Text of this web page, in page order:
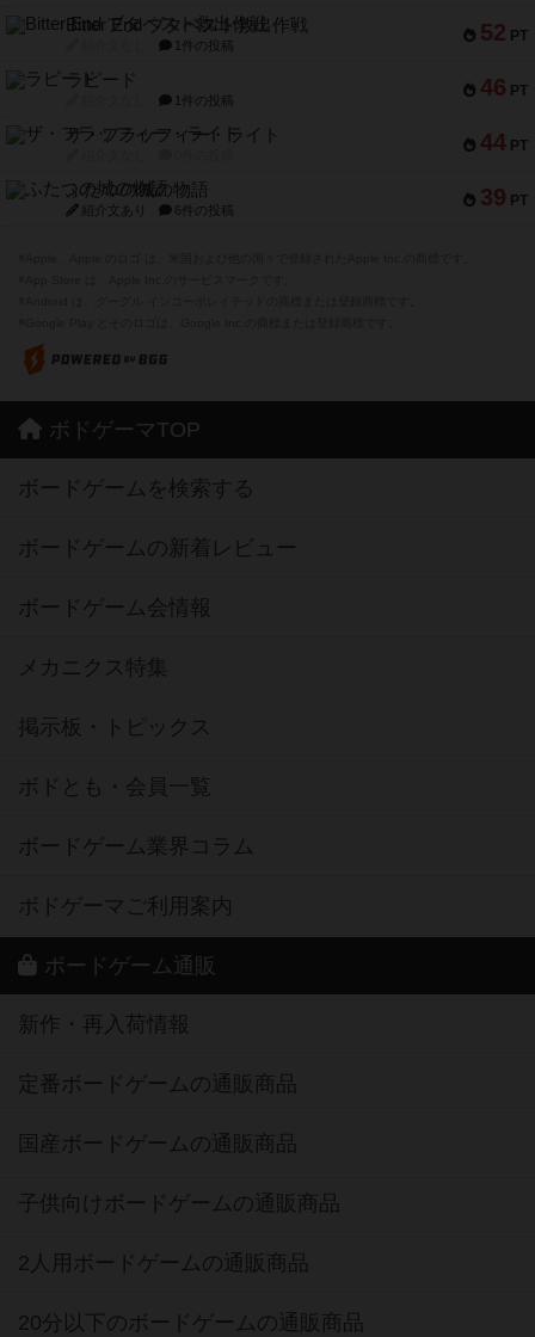
52 PT
Bitter End ブタペスト救出作戦
1件の投稿
46 PT
ラピード
1件の投稿
44 PT
ザ・フラッフィー・ライト
39 PT
ふたつの城の物語
紹介文あり 6件の投稿
ボドゲーマTOP
ボードゲームを検索する
ボードゲームの新着レビュー
ボードゲーム会情報
メカニクス特集
掲示板・トピックス
ボドとも・会員一覧
ボードゲーム業界コラム
ボドゲーマご利用案内
ボードゲーム通販
新作・再入荷情報
定番ボードゲームの通販商品
国産ボードゲームの通販商品
子供向けボードゲームの通販商品
2人用ボードゲームの通販商品
20分以下のボードゲームの通販商品